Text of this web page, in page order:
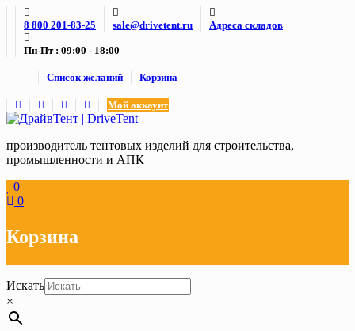
Skip
content
8 800 201-83-25 sale@drivetent.ru Адреса складов
Пн-Пт : 09:00 - 18:00
Список желаний Корзина
Мой аккаунт
производитель тентовых изделий для строительства,
промышленности и АПК
0
0
Корзина
Искать
×